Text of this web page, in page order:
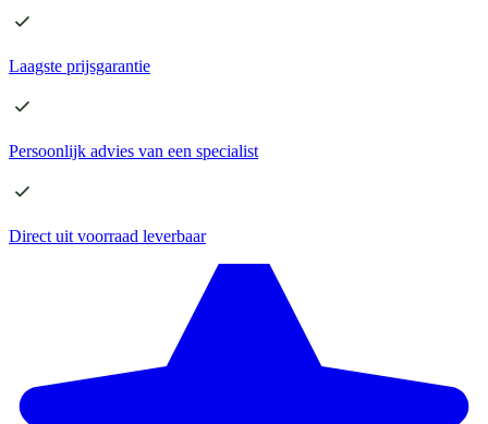
Laagste prijsgarantie
Persoonlijk advies van een specialist
Direct uit voorraad leverbaar